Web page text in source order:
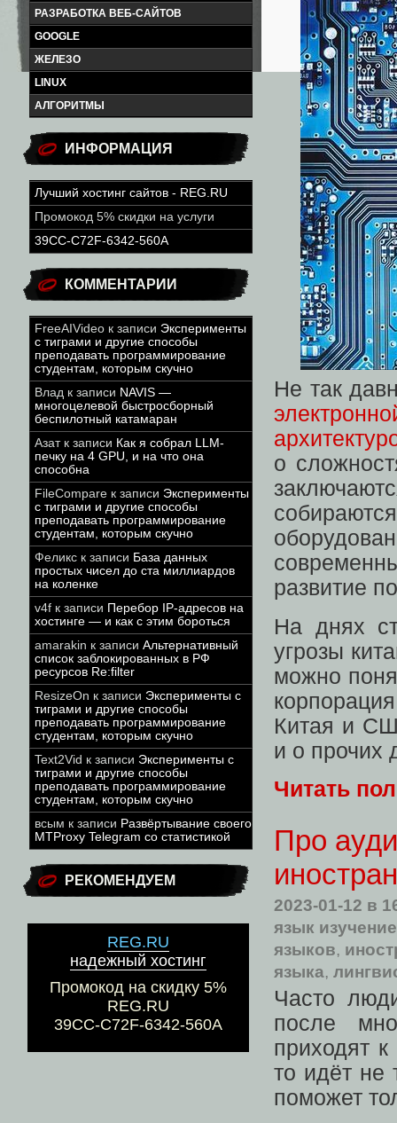
РАЗРАБОТКА ВЕБ-САЙТОВ
GOOGLE
ЖЕЛЕЗО
LINUX
АЛГОРИТМЫ
ИНФОРМАЦИЯ
Лучший хостинг сайтов - REG.RU
Промокод 5% скидки на услуги
39CC-C72F-6342-560A
КОММЕНТАРИИ
FreeAIVideo к записи Эксперименты
с тиграми и другие способы
преподавать программирование
студентам, которым скучно
Влад к записи NAVIS —
многоцелевой быстросборный
беспилотный катамаран
Азатк записи Как я собрал LLM-
печку на 4 GPU, и на что она
способна
FileCompare к записи Эксперименты
с тиграми и другие способы
преподавать программирование
студентам, которым скучно
Феликс к записи База данных
простых чисел до ста миллиардов
на коленке
v4f к записи Перебор IP-адресов на
хостинге — и как с этим бороться
amarakin к записи Альтернативный
список заблокированных в РФ
ресурсов Re:filter
ResizeOn к записи Эксперименты с
тиграми и другие способы
преподавать программирование
студентам, которым скучно
Text2Vid к записи Эксперименты с
тиграми и другие способы
преподавать программирование
студентам, которым скучно
всым к записи Развёртывание своего
MTProxy Telegram со статистикой
РЕКОМЕНДУЕМ
REG.RU
надежный хостинг
Промокод на скидку 5%
REG.RU
39CC-C72F-6342-560A
Не так
о
развитие
На днях
угрозы
можно
Китая и
и о прочих
Читать
Про
2023-01-12 в
язык изучение
языков,
языка,
Часто
после
приходят
то идёт не
поможет